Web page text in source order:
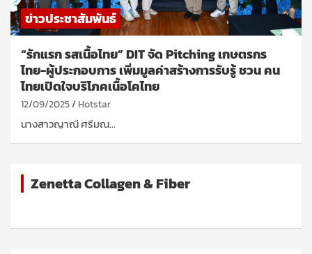
ข่าวประชาสัมพันธ์
“รักแรก รสเนื้อไทย” DIT จัด Pitching เกษตรกร
ไทย-ผู้ประกอบการ เพิ่มมูลค่าสร้างการรับรู้ ชวน คน
ไทยเปิดใจบริโภคเนื้อโคไทย
12/09/2025 Hotstar
นางสาวญาณี ศรีมณ…
Zenetta Collagen & Fiber